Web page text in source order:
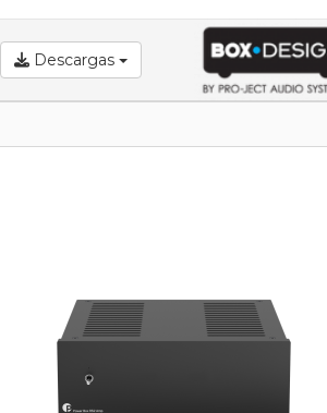
Descargas